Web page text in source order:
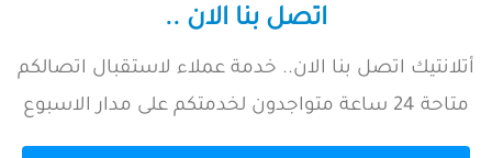
اتصل بنا الان ..
أتلانتيك اتصل بنا الان.. خدمة عملاء لاستقبال اتصالكم
متاحة 24 ساعة متواجدون لخدمتكم على مدار الاسبوع